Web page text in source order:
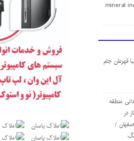
mineral
قهرمان جام
منطقه
در
/